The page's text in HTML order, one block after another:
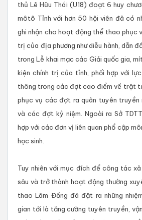
thủ Lê Hữu Thái (U18) đoạt 6 huy
môtô Tỉnh với hơn 50 hội viên đã có
ghi nhận cho hoạt động thể thao phục
trị của địa phương như diễu hành, dẫn
trong Lễ khai mạc các Giải quốc gia,
kiện chính trị của tỉnh, phối hợp với
thông trong các đợt cao điểm về trật
phục vụ các đợt ra quân tuyên truyền
và các đợt kỷ niệm. Ngoài ra Sở
hợp với các đơn vị liên quan phổ cập
học sinh.
Tuy nhiên với mục đích để công tác
sâu và trở thành hoạt động thường
thao Lâm Đồng đã đặt ra những
gian tới là tăng cường tuyên truyền,